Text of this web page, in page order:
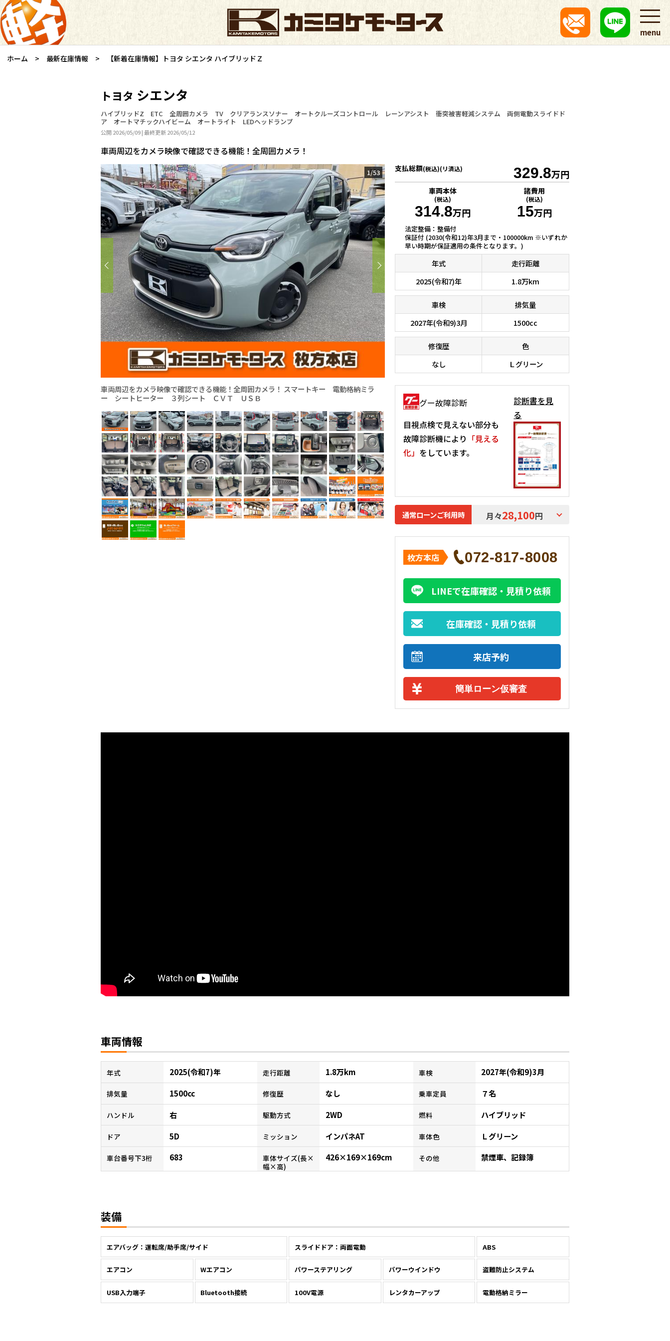
menu
ホーム 最新在庫情報 【新着在庫情報】トヨタ シエンタ ハイブリッドＺ
トヨタ シエンタ
ハイブリッドZ ETC 全周囲カメラ TV クリアランスソナー オートクルーズコントロール レーンアシスト 衝突被害軽減システム 両側電動スライドド
ア オートマチックハイビーム オートライト LEDヘッドランプ
公開 2026/05/09 | 最終更新 2026/05/12
車両周辺をカメラ映像で確認できる機能！全周囲カメラ！
支払総額(税込)(リ済込) 329.8万円
車両本体
(税込)
314.8万円
諸費用
(税込)
15万円
法定整備：整備付
保証付 (2030(令和12)年3月まで・100000km ※いずれか
早い時期が保証適用の条件となります。)
車両周辺をカメラ映像で確認できる機能！全周囲カメラ！ スマートキー 電動格納ミラ
ー シートヒーター ３列シート ＣＶＴ ＵＳＢ
1/53
年式
2025(令和7)年
走行距離
1.8万km
車検
2027年(令和9)3月
排気量
1500cc
修復歴
なし
色
Ｌグリーン
グー故障診断
目視点検で見えない部分も
故障診断機により 「見える
化」 をしています。
診断書を見
る
通常ローンご利用時 月々28,100円
枚方本店 072-817-8008
LINEで在庫確認・見積り依頼
在庫確認・見積り依頼
来店予約
簡単ローン仮審査
車両情報
年式 2025(令和7)年 走行距離 1.8万km 車検 2027年(令和9)3月
排気量 1500cc 修復歴 なし 乗車定員 ７名
ハンドル 右 駆動方式 2WD 燃料 ハイブリッド
ドア 5D ミッション インパネAT 車体色 Ｌグリーン
車台番号下3桁 683
車体サイズ(長×
幅×高)
426×169×169cm その他 禁煙車、記録簿
装備
エアバッグ：運転席/助手席/サイド スライドドア：両面電動 ABS
エアコン Wエアコン パワーステアリング パワーウインドウ 盗難防止システム
USB入力端子 Bluetooth接続 100V電源 レンタカーアップ 電動格納ミラー